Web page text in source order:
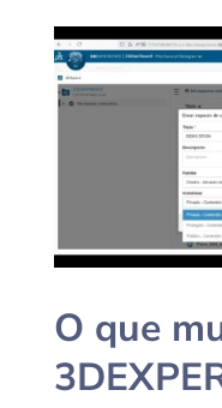
O que